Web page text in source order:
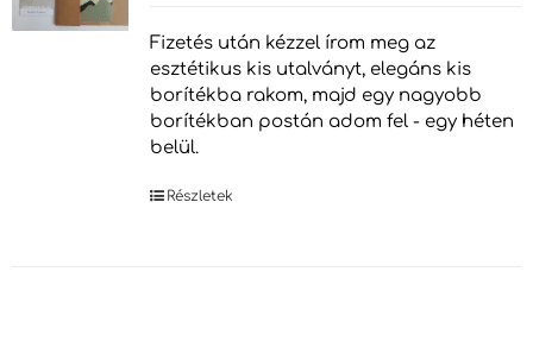
Fizetés után kézzel írom meg az
esztétikus kis utalványt, elegáns kis
borítékba rakom, majd egy nagyobb
borítékban postán adom fel - egy héten
belül.
Részletek